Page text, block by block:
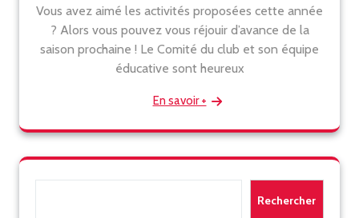
Vous avez aimé les activités proposées cette année
? Alors vous pouvez vous réjouir d’avance de la
saison prochaine ! Le Comité du club et son équipe
éducative sont heureux
En savoir +
Rechercher
Rechercher